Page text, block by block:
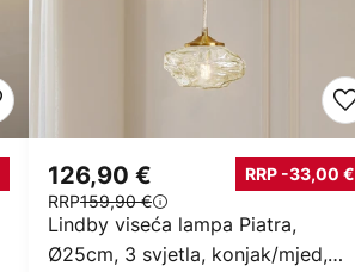
126,90 €
RRP159,90 €
RRP -33,00 €
Lindby viseća lampa Piatra,
Ø25cm, 3 svjetla, konjak/mjed,